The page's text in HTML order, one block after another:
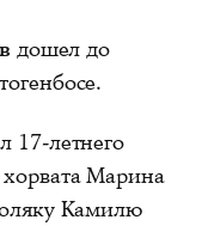
дошел до
17-летнего
Марина
Камилю